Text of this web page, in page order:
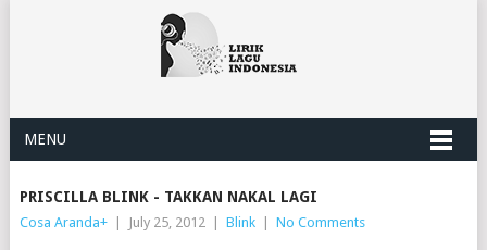
MENU
PRISCILLA BLINK - TAKKAN NAKAL LAGI
Cosa Aranda+ July 25, 2012 Blink No Comments